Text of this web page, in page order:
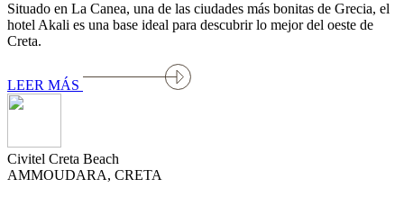
Situado en La Canea, una de las ciudades más bonitas de Grecia, el
hotel Akali es una base ideal para descubrir lo mejor del oeste de
Creta.
LEER MÁS
Civitel Creta Beach
AMMOUDARA, CRETA